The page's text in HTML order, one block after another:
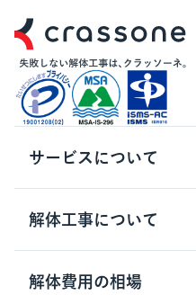
サービスについて
サービスの流れ
サービスのメリット
クラッソーネの自治体連携
解体工事について
解体工事の基礎知識
解体費用の相場